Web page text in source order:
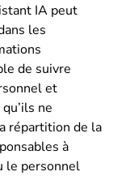
IA peut
les
de suivre
et
ne
répartition de la
à
le personnel